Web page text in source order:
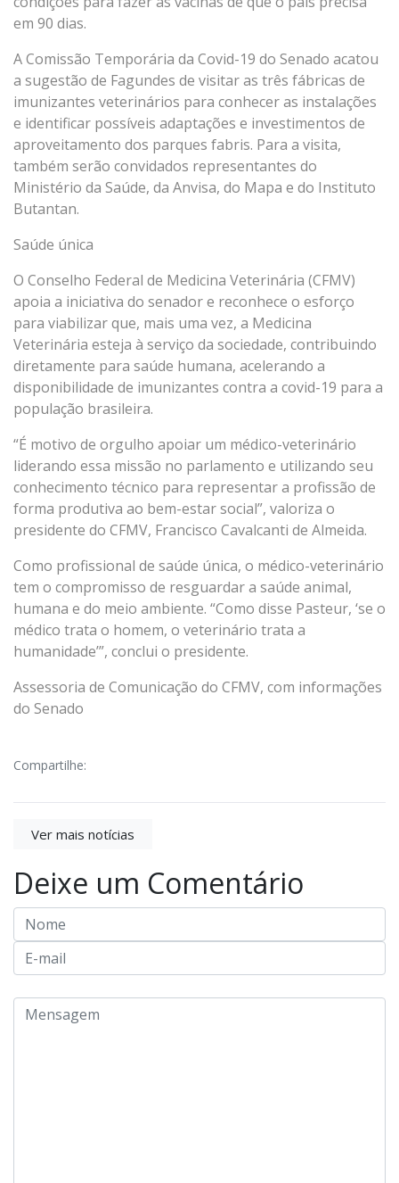
em 90 dias.
A Comissão Temporária da Covid-19 do Senado acatou
a sugestão de Fagundes de visitar as três fábricas de
imunizantes veterinários para conhecer as instalações
e identificar possíveis adaptações e investimentos de
aproveitamento dos parques fabris. Para a visita,
também serão convidados representantes do
Ministério da Saúde, da Anvisa, do Mapa e do Instituto
Butantan.
Saúde única
O Conselho Federal de Medicina Veterinária (CFMV)
apoia a iniciativa do senador e reconhece o esforço
para viabilizar que, mais uma vez, a Medicina
Veterinária esteja à serviço da sociedade, contribuindo
diretamente para saúde humana, acelerando a
disponibilidade de imunizantes contra a covid-19 para a
população brasileira.
“É motivo de orgulho apoiar um médico-veterinário
liderando essa missão no parlamento e utilizando seu
conhecimento técnico para representar a profissão de
forma produtiva ao bem-estar social”, valoriza o
presidente do CFMV, Francisco Cavalcanti de Almeida.
Como profissional de saúde única, o médico-veterinário
tem o compromisso de resguardar a saúde animal,
humana e do meio ambiente. “Como disse Pasteur, ‘se o
médico trata o homem, o veterinário trata a
humanidade’”, conclui o presidente.
Assessoria de Comunicação do CFMV, com informações
do Senado
Compartilhe:
Ver mais notícias
Deixe um Comentário